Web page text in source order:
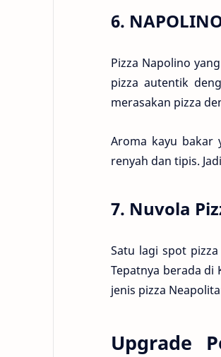
6.
Pizza Napolino
pizza autentik
merasakan pizza
Aroma kayu bakar
renyah dan tipis.
7. Nuvola
Satu lagi spot
Tepatnya berada di
jenis pizza
Upgrade